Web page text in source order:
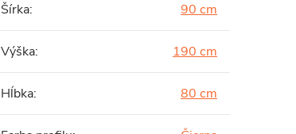
Šírka: 90 cm
Výška: 190 cm
Hĺbka: 80 cm